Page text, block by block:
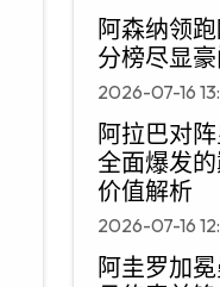
阿森纳领
分榜尽显
2026-07-16
阿拉巴对
全面爆发
价值解析
2026-07-16
阿圭罗加